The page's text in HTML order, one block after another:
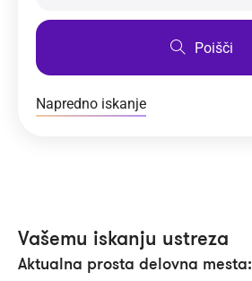
Poišči
Napredno iskanje
Vašemu iskanju ustreza
Aktualna prosta delovna mesta: